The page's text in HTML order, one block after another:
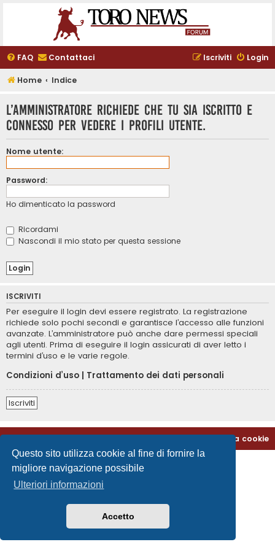
Questo sito utilizza cookie al fine di fornire la
migliore navigazione possibile
Ulteriori informazioni
Accetto
FAQ Contattaci Login
Iscriviti
Home Indice
L’amministratore richiede che tu sia iscritto e
connesso per vedere i profili utente.
Nome utente:
Password:
Ho dimenticato la password
Ricordami
Nascondi il mio stato per questa sessione
ISCRIVITI
Per eseguire il login devi essere registrato. La registrazione
richiede solo pochi secondi e garantisce l’accesso alle funzioni
avanzate. L’amministratore può anche dare permessi speciali
agli utenti. Prima di eseguire il login assicurati di aver letto i
termini d’uso e le varie regole.
Condizioni d’uso | Trattamento dei dati personali
Iscriviti
Cancella cookie